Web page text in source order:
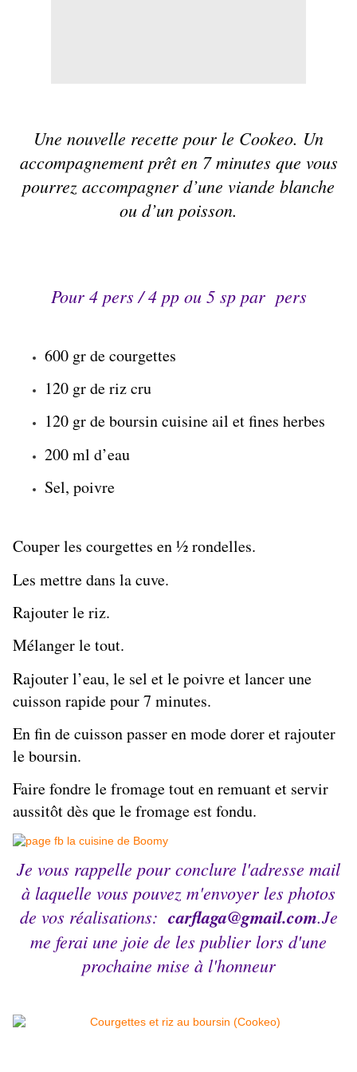
Une nouvelle recette pour le Cookeo. Un
accompagnement prêt en 7 minutes que vous
pourrez accompagner d’une viande blanche
ou d’un poisson.
Pour 4 pers / 4 ppou 5 sp par pers
600 gr de courgettes
120 gr de riz cru
120 gr de boursin cuisine ail et fines herbes
200 ml d’eau
Sel, poivre
Couper les courgettes en ½ rondelles.
Les mettre dans la cuve.
Rajouter le riz.
Mélanger le tout.
Rajouter l’eau, le sel et le poivre et lancer une
cuisson rapide pour 7 minutes.
En fin de cuisson passer en mode dorer et rajouter
le boursin.
Faire fondre le fromage tout en remuant et servir
aussitôt dès que le fromage est fondu.
Je vous rappelle pour conclure l'adresse mail
à laquelle vous pouvez m'envoyer les photos
de vos réalisations: carflaga@gmail.com.Je
me ferai une joie de les publier lors d'une
prochaine mise à l'honneur